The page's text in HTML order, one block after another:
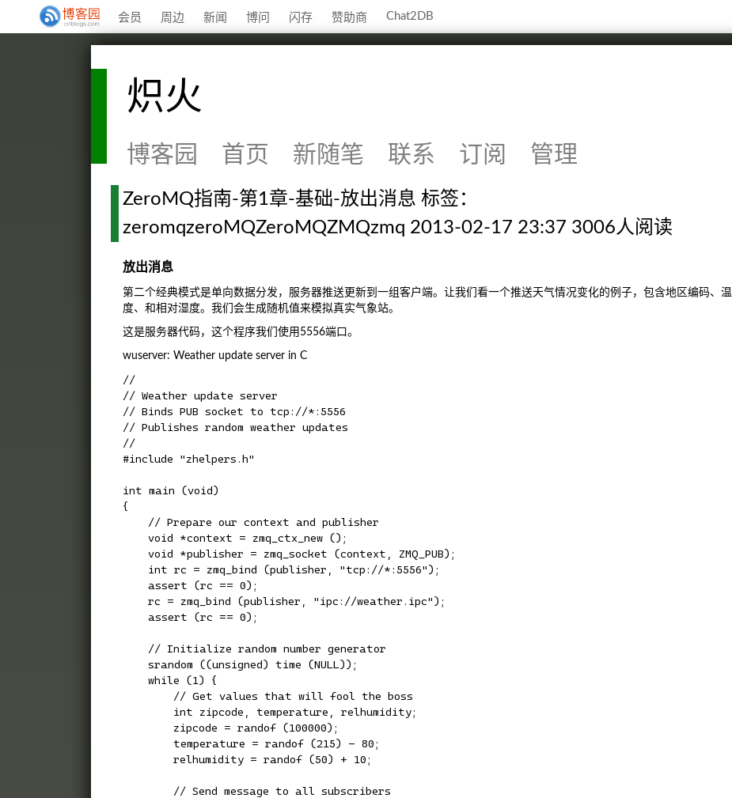
会员 周边 新闻 博问 闪存 赞助商 Chat2DB
炽火
博客园 首页 新随笔 联系 订阅 管理
ZeroMQ指南-第1章-基础-放出消息 标签：
zeromqzeroMQZeroMQZMQzmq 2013-02-17 23:37 3006人阅读
放出消息
第二个经典模式是单向数据分发，服务器推送更新到一组客户端。让我们看一个推送天气情况变化的例子，包含地区编码、温
度、和相对湿度。我们会生成随机值来模拟真实气象站。
这是服务器代码，这个程序我们使用5556端口。
wuserver: Weather update server in C
//
// Weather update server
// Binds PUB socket to tcp://*:5556
// Publishes random weather updates
//
#include "zhelpers.h"
int main (void)
{
    // Prepare our context and publisher
    void *context = zmq_ctx_new ();
    void *publisher = zmq_socket (context, ZMQ_PUB);
    int rc = zmq_bind (publisher, "tcp://*:5556");
    assert (rc == 0);
    rc = zmq_bind (publisher, "ipc://weather.ipc");
    assert (rc == 0);
    // Initialize random number generator
    srandom ((unsigned) time (NULL));
    while (1) {
        // Get values that will fool the boss
        int zipcode, temperature, relhumidity;
        zipcode = randof (100000);
        temperature = randof (215) - 80;
        relhumidity = randof (50) + 10;
        // Send message to all subscribers